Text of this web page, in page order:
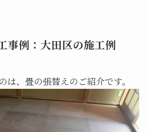
事例：大田区の施工例
は、畳の張替えのご紹介です。